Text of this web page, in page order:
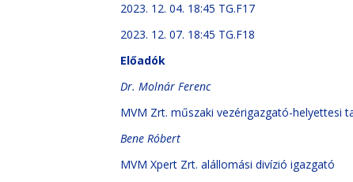
2023. 12. 04. 18:45 TG.F17
2023. 12. 07. 18:45 TG.F18
Előadók
Dr. Molnár Ferenc
MVM Zrt. műszaki vezérigazgató-helyettesi
Bene Róbert
MVM Xpert Zrt. alállomási divízió igazgató